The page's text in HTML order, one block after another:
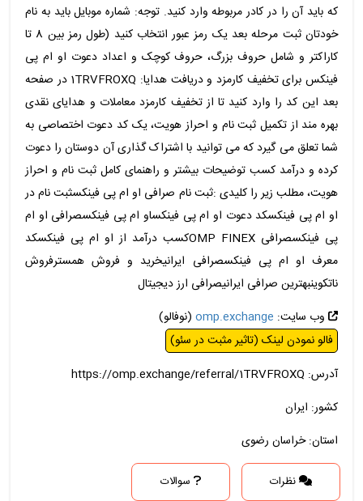
که باید آن را در کادر مربوطه وارد کنید. توجه: شماره موبایل باید به نام
خودتان ثبت مرحله بعد یک رمز عبور انتخاب کنید (طول رمز بین 8 تا
کاراکتر و شامل حروف بزرگ، حروف کوچک و اعداد دعوت او ام پی
فینکس برای تخفیف کارمزد و دریافت هدایا: 1TRVFROXQ در صفحه
بعد این کد را وارد کنید تا از تخفیف کارمزد معاملات و هدایای نقدی
بهره مند از تکمیل ثبت نام و احراز هویت، یک کد دعوت اختصاصی به
شما تعلق می گیرد که می توانید با اشتراک گذاری آن دوستان را دعوت
کرده و درآمد کسب توضیحات بیشتر و راهنمای کامل ثبت نام و احراز
هویت، مطلب زیر را کلیدی :ثبت نام صرافی او ام پی فینکسثبت نام در
او ام پی فینکسکد دعوت او ام پی فینکساو ام پی فینکسصرافی او ام
پی فینکسصرافی OMP FINEXکسب درآمد از او ام پی فینکسکد
معرف او ام پی فینکسصرافی ایرانیخرید و فروش همسترفروش
ناتکوینبهترین صرافی ایرانیصرافی ارز دیجیتال
وب سایت: omp.exchange (نوفالو)
فالو نمودن لینک (تاثیر مثبت در سئو)
آدرس: https://omp.exchange/referral/1TRVFROXQ
کشور: ایران
استان: خراسان رضوی
نظرات سوالات